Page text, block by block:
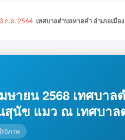
ก.ค. 2564 เทศบาลตำบลหาดคำ อำเภอเมื
ษายน 2568 เทศบ
นัข แมว ณ เทศบา
10ภาพ